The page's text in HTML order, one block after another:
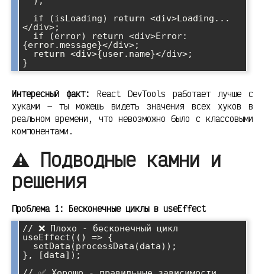
</div>;
{error.message}</div>;
}
Интересный факт:
React DevTools работает лучше с
хуками — ты можешь видеть значения всех хуков в
реальном времени, что невозможно было с классовыми
компонентами.
⚠️ Подводные камни и
решения
Проблема 1: Бесконечные циклы в useEffect
// ❌ Плохо - бесконечный цикл
useEffect(() => {
}, [data]);